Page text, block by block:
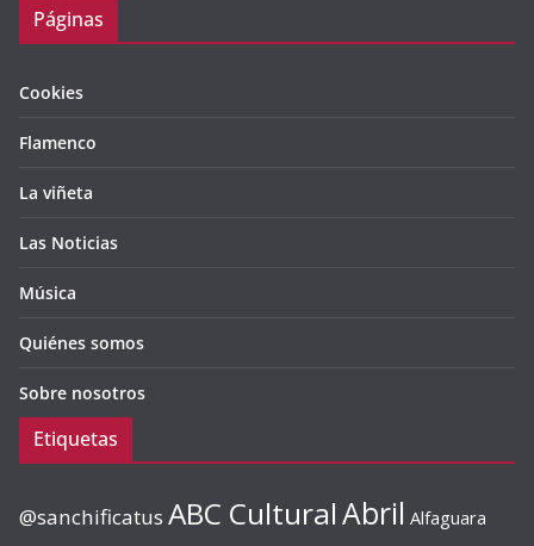
Páginas
Cookies
Flamenco
La viñeta
Las Noticias
Música
Quiénes somos
Sobre nosotros
Etiquetas
@sanchificatus ABC CulturalAbril Alfaguara